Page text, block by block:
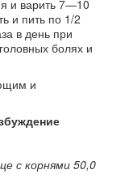
и варить 7—10
и пить по 1/2
в день при
болях и
и
с корнями 50,0